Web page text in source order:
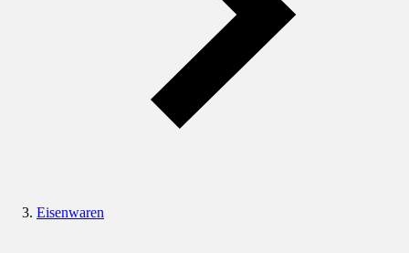
Eisenwaren